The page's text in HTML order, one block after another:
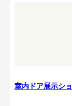
室内ドア展示シ